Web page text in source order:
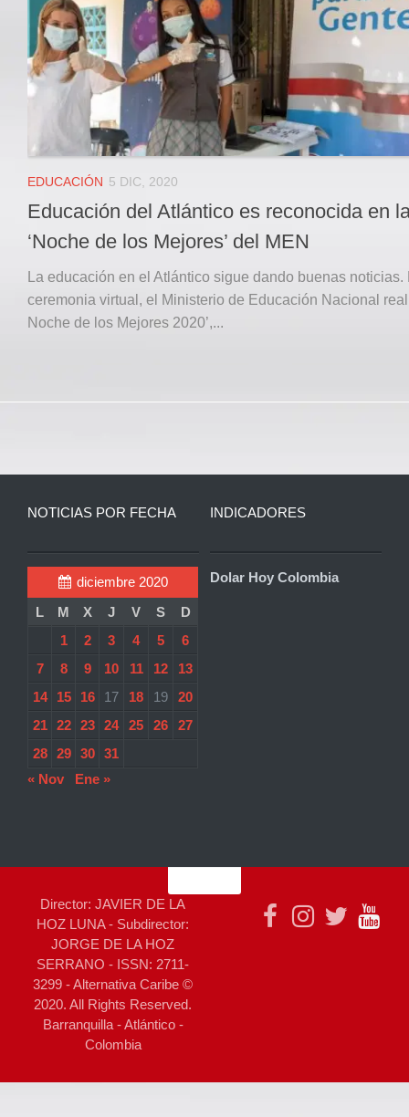
EDUCACIÓN 5 DIC, 2020
Educación del Atlántico es reconocida en
‘Noche de los Mejores’ del MEN
La educación en el Atlántico sigue dando buenas noticias.
ceremonia virtual, el Ministerio de Educación Nacional
Noche de los Mejores 2020’,...
NOTICIAS POR FECHA
diciembre 2020
L
M X J V S
D
1
2 3 4 5
6
7
8 9 10 11 12
13
14
15 16 17 18 19
20
21
22 23 24 25 26
27
28
29 30
31
« Nov
Ene »
INDICADORES
Dolar Hoy Colombia
Director: JAVIER DE LA
HOZ LUNA - Subdirector:
JORGE DE LA HOZ
SERRANO - ISSN: 2711-
3299 - Alternativa Caribe ©
2020. All Rights Reserved.
Barranquilla - Atlántico -
Colombia